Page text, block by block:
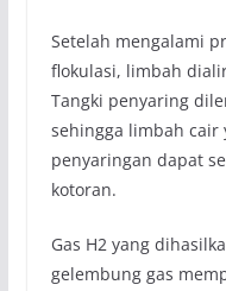
Setelah mengalami
flokulasi, limbah
Tangki penyaring
sehingga limbah cair
penyaringan dapat
kotoran.
Gas H2 yang
gelembung gas